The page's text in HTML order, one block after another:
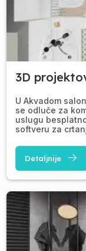
3D
U Akvadom
se odluče za
uslugu
softveru za
Detaljnije